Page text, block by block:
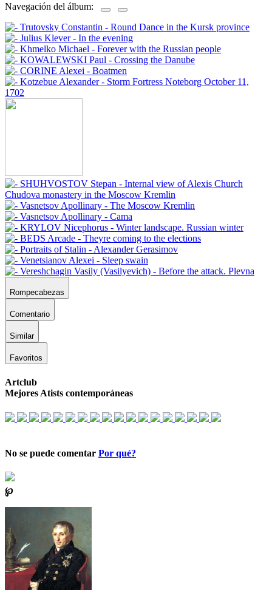
Navegación del álbum:
Rompecabezas
Comentario
Similar
Favoritos
Artclub
Mejores Atists contemporáneas
No se puede comentar Por qué?
℘